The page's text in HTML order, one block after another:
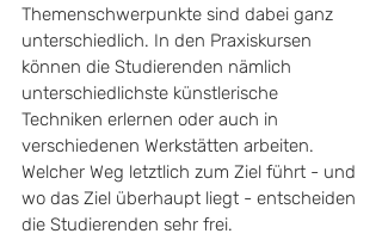
Themenschwerpunkte sind dabei ganz
unterschiedlich. In den Praxiskursen
können die Studierenden nämlich
unterschiedlichste künstlerische
Techniken erlernen oder auch in
verschiedenen Werkstätten arbeiten.
Welcher Weg letztlich zum Ziel führt - und
wo das Ziel überhaupt liegt - entscheiden
die Studierenden sehr frei.